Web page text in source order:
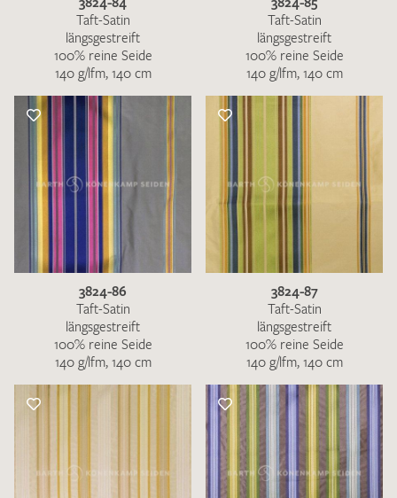
Taft-Satin
längsgestreift
100% reine Seide
140 g/lfm, 140 cm
Taft-Satin
längsgestreift
100% reine Seide
140 g/lfm, 140 cm
3824-86
Taft-Satin
längsgestreift
100% reine Seide
140 g/lfm, 140 cm
3824-87
Taft-Satin
längsgestreift
100% reine Seide
140 g/lfm, 140 cm